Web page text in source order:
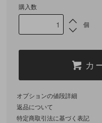
購入数
個
カ
オプションの値段詳細
返品について
特定商取引法に基づく表記